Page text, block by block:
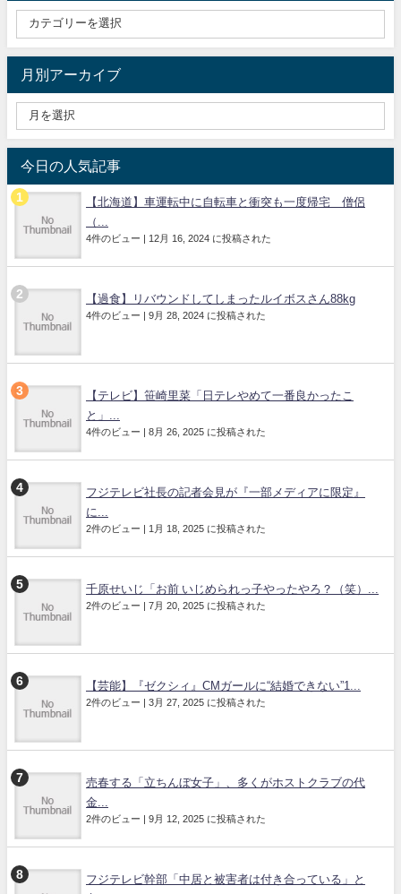
月別アーカイブ
今日の人気記事
【北海道】車運転中に自転車と衝突も一度帰宅 僧侶
（...
4件のビュー 12月 16, 2024 に投稿された
【過食】リバウンドしてしまったルイボスさん88kg
4件のビュー 9月 28, 2024 に投稿された
【テレビ】笹崎里菜「日テレやめて一番良かったこ
と」...
4件のビュー 8月 26, 2025 に投稿された
フジテレビ社長の記者会見が『一部メディアに限定』
に...
2件のビュー 1月 18, 2025 に投稿された
千原せいじ「お前 いじめられっ子やったやろ？（笑）...
2件のビュー 7月 20, 2025 に投稿された
【芸能】『ゼクシィ』CMガールに“結婚できない”1...
2件のビュー 3月 27, 2025 に投稿された
売春する「立ちんぼ女子」、多くがホストクラブの代
金...
2件のビュー 9月 12, 2025 に投稿された
フジテレビ幹部「中居と被害者は付き合っている」と